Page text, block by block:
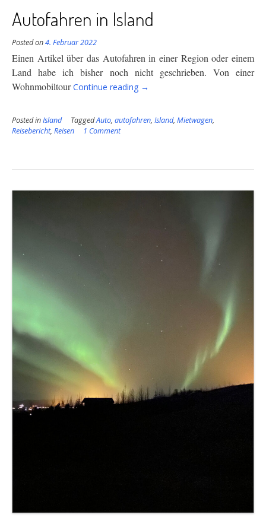
Autofahren in Island
Posted on4. Februar 2022
Einen Artikel über das Autofahren in einer Region oder einem
Land habe ich bisher noch nicht geschrieben. Von einer
WohnmobiltourContinue reading
“Autofahren
→
Posted inIsland TaggedAuto, autofahren, Island, Mietwagen,
Reisebericht, Reisen 1 Comment